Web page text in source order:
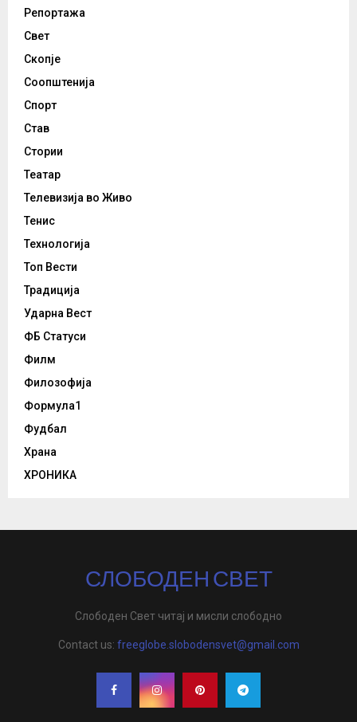
Репортажа
Свет
Скопје
Соопштенија
Спорт
Став
Стории
Театар
Телевизија во Живо
Тенис
Технологија
Топ Вести
Традиција
Ударна Вест
ФБ Статуси
Филм
Филозофија
Формула1
Фудбал
Храна
ХРОНИКА
СЛОБОДЕН СВЕТ
Слободен Свет читај и мисли слободно
Contact us: freeglobe.slobodensvet@gmail.com